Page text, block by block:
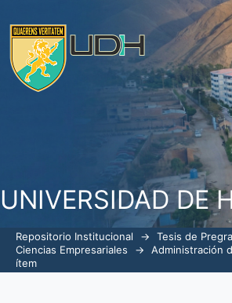
UNIVERSIDAD DE
Atención al usuario en
Repositorio Institucional → Tesis de
Ciencias Empresariales
→ Administración
ítem